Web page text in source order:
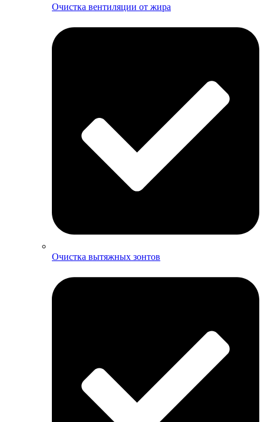
Очистка вентиляции от жира
Очистка вытяжных зонтов